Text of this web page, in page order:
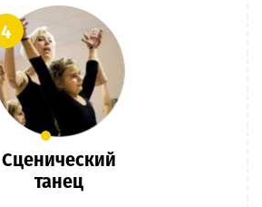
4
Сценический
танец